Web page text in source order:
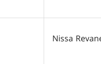
Nissa